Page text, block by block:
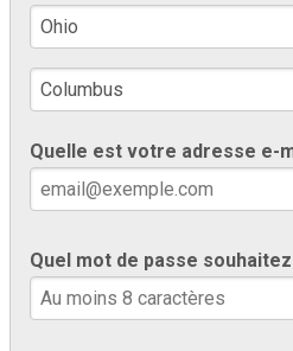
Quelle est votre adresse e-
Quel mot de passe